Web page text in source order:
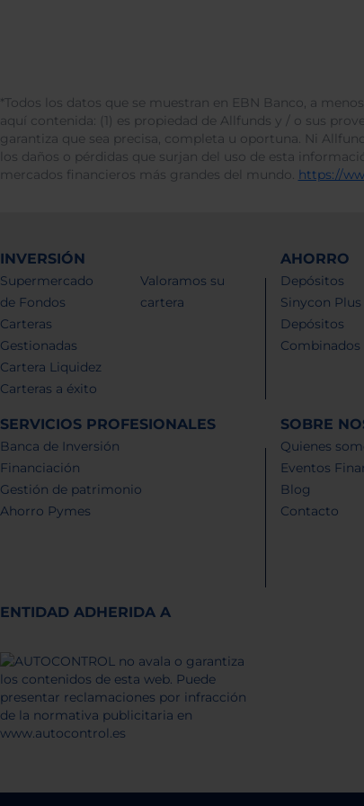
*Todos los datos que se muestran en EBN Banco, a
aquí contenida: (1) es propiedad de Allfunds y / o sus
garantiza que sea precisa, completa u oportuna. Ni
los daños o pérdidas que surjan del uso de esta
mercados financieros más grandes del mundo. https://
INVERSIÓN
Supermercado
de Fondos
Carteras
Gestionadas
Cartera Liquidez
Carteras a éxito
Valoramos su
cartera
AHORRO
Depósitos
Sinycon Plus
Depósitos
Combinados
SERVICIOS PROFESIONALES
Banca de Inversión
Financiación
Gestión de patrimonio
Ahorro Pymes
SOBRE
Quienes
Eventos
Blog
Contacto
ENTIDAD ADHERIDA A